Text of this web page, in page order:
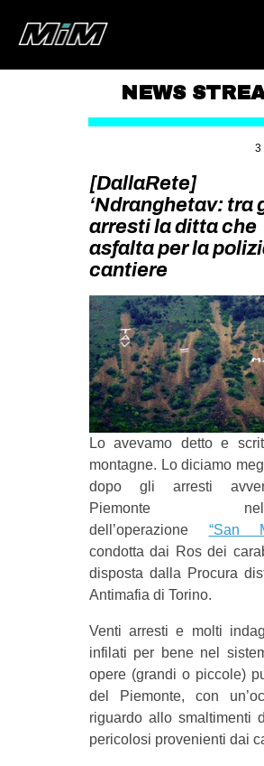
AREA
DEGENERAZIONE
GAZA FREESTYLE
MSM
STUDENTI TSUNAMI
ZAM
MILANO
MOBILITAZIONI
SPORT POPOLARE
MOVIMENTI
AMBIENTE
DIRITTO
GENERI
MIGRAZIONI
NEWS
3
[DallaRete]
‘Ndranghetav: tra
arresti la ditta che
asfalta per la
cantiere
Lo avevamo detto e
montagne. Lo diciamo
dopo gli arresti
Piemonte
dell’operazione “San
condotta dai Ros dei
disposta dalla Procura
Antimafia di Torino.
Venti arresti e molti
infilati per bene nel
opere (grandi o piccole)
del Piemonte, con
riguardo allo smaltimenti
pericolosi provenienti dai